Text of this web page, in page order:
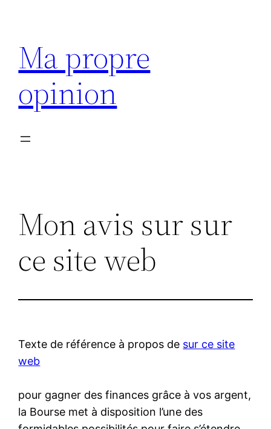
contenu
Ma propre
opinion
Mon avis sur sur
ce site web
Texte de référence à propos de sur ce site
web
pour gagner des finances grâce à vos argent,
la Bourse met à disposition l’une des